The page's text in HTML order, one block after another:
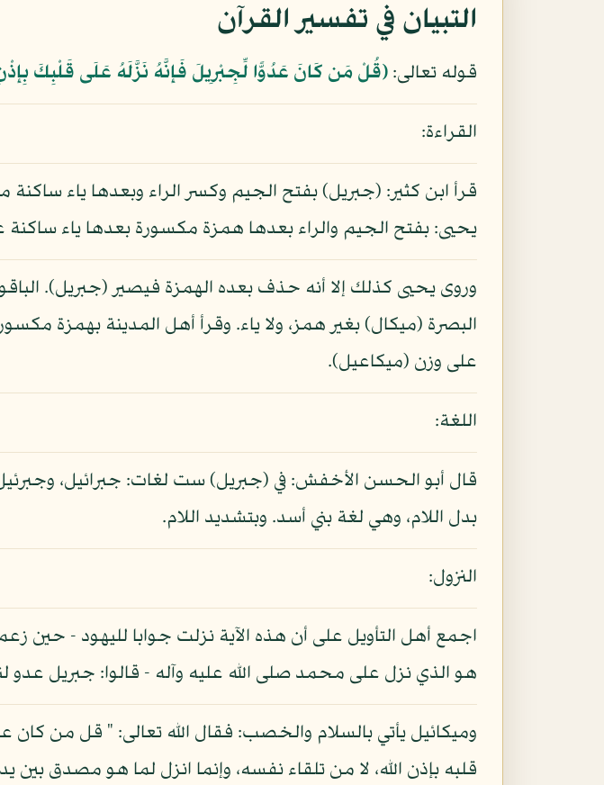
التبيان في تفسير القرآن
قوله تعالى: ﴿قُلْ مَن كَانَ عَدُوًّا لِّجِبْرِيلَ فَإِنَّهُ نَزَّلَهُ عَلَى قَلْبِكَ
القراءة:
قرأ ابن كثير: (جبريل) بفتح الجيم وكسر الراء وبعدها ياء
يحيى: بفتح الجيم والراء بعدها همزة مكسورة بعدها ياء
وروى يحيى كذلك إلا أنه حذف بعده الهمزة فيصير (جبريل).
البصرة (ميكال) بغير همز، ولا ياء. وقرأ أهل المدينة بهمزة
على وزن (ميكاعيل).
اللغة:
قال أبو الحسن الأخفش: في (جبريل) ست لغات: جبرائيل،
بدل اللام، وهي لغة بني أسد. وبتشديد اللام.
النزول:
اجمع أهل التأويل على أن هذه الآية نزلت جوابا لليهود - حين
هو الذي نزل على محمد صلى الله عليه وآله - قالوا: جبريل عدو
وميكائيل يأتي بالسلام والخصب: فقال الله تعالى: " قل من كان
قلبه بإذن الله، لا من تلقاء نفسه، وإنما انزل لما هو مصدق بين